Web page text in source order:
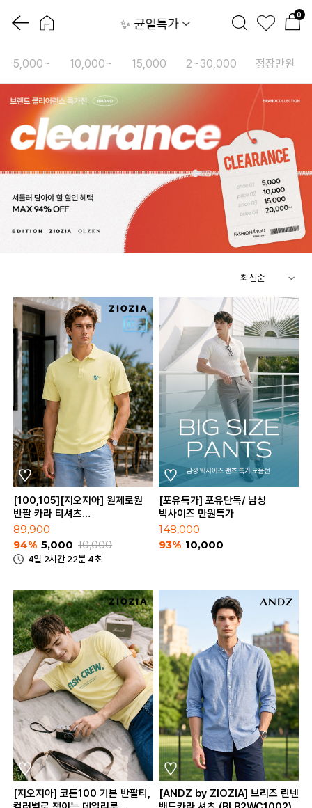
0
✨ 균일특가
5,000~ 10,000~ 15,000 2~30,000 정장만원
[100,105][지오지아] 원제로원
반팔 카라 티셔츠
(ABB2TT1154)
89,900
94% 5,000 10,000
4일 2시간 22분 4초
[포유특가] 포유단독/ 남성
빅사이즈 만원특가
148,000
93% 10,000
[지오지아] 코튼100 기본 반팔티,
[ANDZ by ZIOZIA] 브리즈 린넨